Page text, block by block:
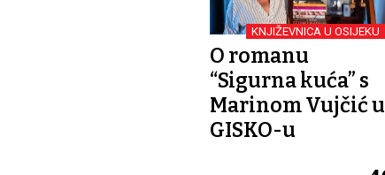
KNJIŽEVNICA U OSIJEKU
O romanu
“Sigurna kuća” s
Marinom Vujčić u
GISKO-u